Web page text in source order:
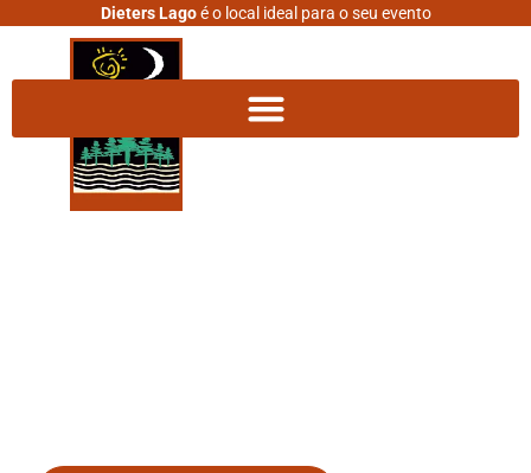
Dieters Lagoé o local ideal para o seu evento